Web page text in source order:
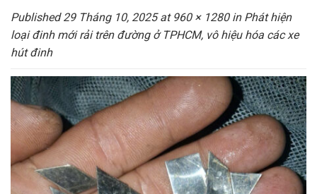
Published29 Tháng 10, 2025at 960 × 1280in Phát hiện
loại đinh mới rải trên đường ở TPHCM, vô hiệu hóa các xe
hút đinh